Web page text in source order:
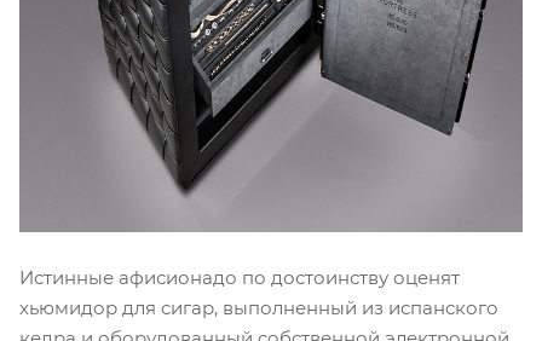
Истинные афисионадо по достоинству оценят
хьюмидор для сигар, выполненный из испанского